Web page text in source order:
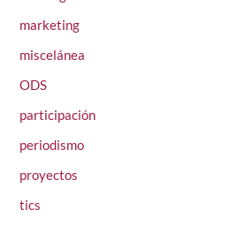
marketing
miscelánea
ODS
participación
periodismo
proyectos
tics